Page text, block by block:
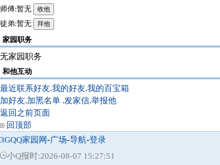
师傅:暂无
徒弟:暂无
家园职务
无家园职务
和他互动
最近联系好友.我的好友.我的百宝箱
加好友.加黑名单 .发家信.举报他
返回之前页面
回顶部
3GQQ家园网-广场-导航-登录
小Q报时:2026-08-07 15:27:51